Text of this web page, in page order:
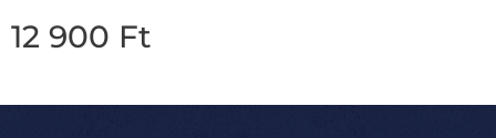
12 900 Ft